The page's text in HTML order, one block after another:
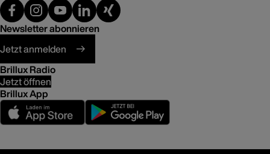
Newsletter abonnieren
Jetzt anmelden
Brillux Radio
Jetzt öffnen
Brillux App